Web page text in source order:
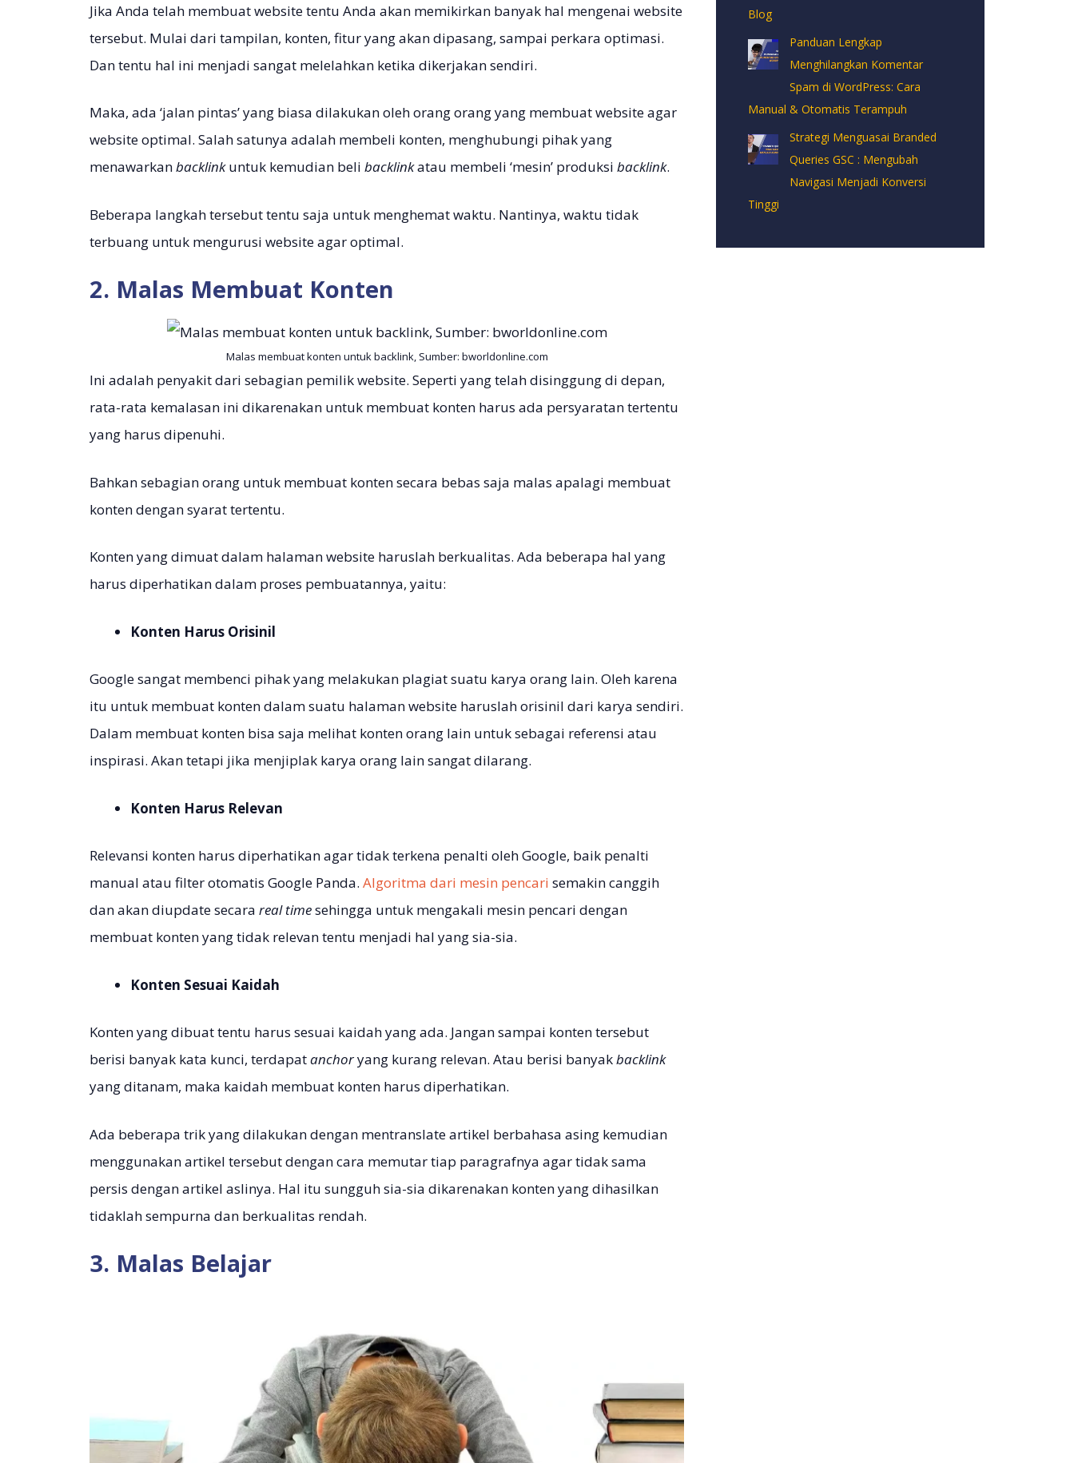
Jika Anda telah membuat website tentu Anda akan memikirkan banyak hal mengenai website
tersebut. Mulai dari tampilan, konten, fitur yang akan dipasang, sampai perkara optimasi.
Dan tentu hal ini menjadi sangat melelahkan ketika dikerjakan sendiri.
Maka, ada ‘jalan pintas’ yang biasa dilakukan oleh orang orang yang membuat website agar
website optimal. Salah satunya adalah membeli konten, menghubungi pihak yang
menawarkanbacklinkuntuk kemudian beli backlinkatau membeli ‘mesin’ produksi backlink.
Beberapa langkah tersebut tentu saja untuk menghemat waktu. Nantinya, waktu tidak
terbuang untuk mengurusi website agar optimal.
2. Malas Membuat Konten
Malas membuat konten untuk backlink, Sumber: bworldonline.com
Ini adalah penyakit dari sebagian pemilik website. Seperti yang telah disinggung di depan,
rata-rata kemalasan ini dikarenakan untuk membuat konten harus ada persyaratan tertentu
yang harus dipenuhi.
Bahkan sebagian orang untuk membuat konten secara bebas saja malas apalagi membuat
konten dengan syarat tertentu.
Konten yang dimuat dalam halaman website haruslah berkualitas. Ada beberapa hal yang
harus diperhatikan dalam proses pembuatannya, yaitu:
Konten Harus Orisinil
Google sangat membenci pihak yang melakukan plagiat suatu karya orang lain. Oleh karena
itu untuk membuat konten dalam suatu halaman website haruslah orisinil dari karya sendiri.
Dalam membuat konten bisa saja melihat konten orang lain untuk sebagai referensi atau
inspirasi. Akan tetapi jika menjiplak karya orang lain sangat dilarang.
Konten Harus Relevan
Relevansi konten harus diperhatikan agar tidak terkena penalti oleh Google, baik penalti
manual atau filter otomatis Google Panda. Algoritma dari mesin pencari semakin canggih
dan akan diupdate secara real timesehingga untuk mengakali mesin pencari dengan
membuat konten yang tidak relevan tentu menjadi hal yang sia-sia.
Konten Sesuai Kaidah
Konten yang dibuat tentu harus sesuai kaidah yang ada. Jangan sampai konten tersebut
berisi banyak kata kunci, terdapatanchoryang kurang relevan. Atau berisi banyakbacklink
yang ditanam, maka kaidah membuat konten harus diperhatikan.
Ada beberapa trik yang dilakukan dengan mentranslate artikel berbahasa asing kemudian
menggunakan artikel tersebut dengan cara memutar tiap paragrafnya agar tidak sama
persis dengan artikel aslinya. Hal itu sungguh sia-sia dikarenakan konten yang dihasilkan
tidaklah sempurna dan berkualitas rendah.
3. Malas Belajar
Blog
Panduan Lengkap
Menghilangkan Komentar
Spam di WordPress: Cara
Manual & Otomatis Terampuh
Strategi Menguasai Branded
Queries GSC : Mengubah
Navigasi Menjadi Konversi
Tinggi